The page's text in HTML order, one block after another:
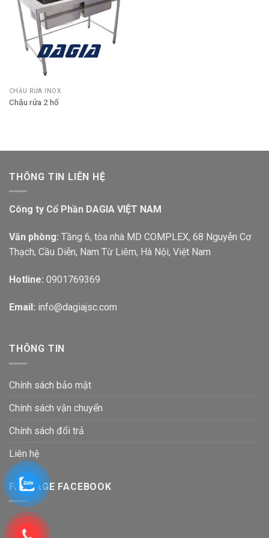
CHẬU RỬA INOX
Chậu rửa 2 hố
THÔNG TIN LIÊN HỆ
Công ty Cổ Phần DAGIA VIỆT NAM
Văn phòng: Tầng 6, tòa nhà MD COMPLEX, 68 Nguyễn Cơ
Thạch, Cầu Diễn, Nam Từ Liêm, Hà Nội, Việt Nam
Hotline: 0901769369
Email: info@dagiajsc.com
THÔNG TIN
Chính sách bảo mật
Chính sách vận chuyển
Chính sách đổi trả
Liên hệ
FANPAGE FACEBOOK